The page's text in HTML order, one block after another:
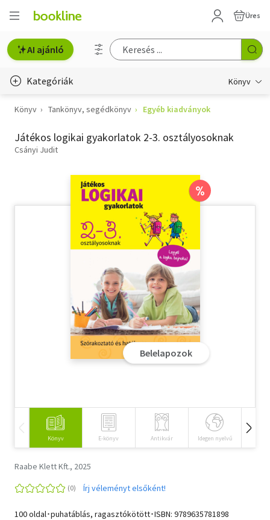
Üres
AI ajánló
Kategóriák Könyv
Életmód, egészség
Erotika
Hobbi, szabadidő
Tankönyv, segédkönyv
Társadalomtudomány
Könyv Tankönyv, segédkönyv Egyéb kiadványok
Játékos logikai gyakorlatok 2-3. osztályosoknak
Csányi Judit
%
Belelapozok
Könyv E-könyv Antikvár Idegen nyelvű
Raabe Klett Kft., 2025
Írj véleményt elsőként!
100 oldal･puhatáblás, ragasztókötött･ISBN: 9789635781898